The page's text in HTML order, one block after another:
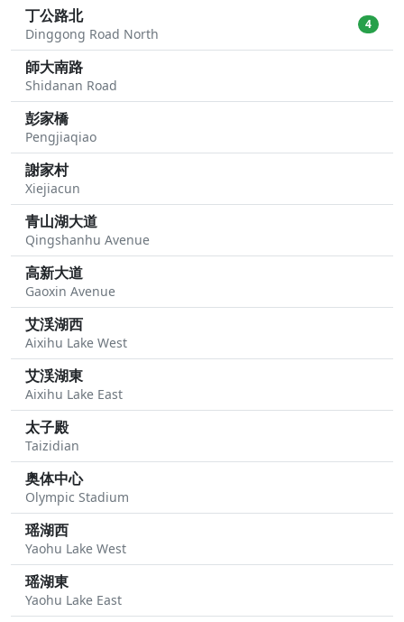
丁公路北
Dinggong Road North
4
師大南路
Shidanan Road
彭家橋
Pengjiaqiao
謝家村
Xiejiacun
青山湖大道
Qingshanhu Avenue
高新大道
Gaoxin Avenue
艾渓湖西
Aixihu Lake West
艾渓湖東
Aixihu Lake East
太子殿
Taizidian
奥体中心
Olympic Stadium
瑶湖西
Yaohu Lake West
瑶湖東
Yaohu Lake East